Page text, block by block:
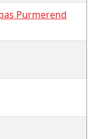
Purmerend